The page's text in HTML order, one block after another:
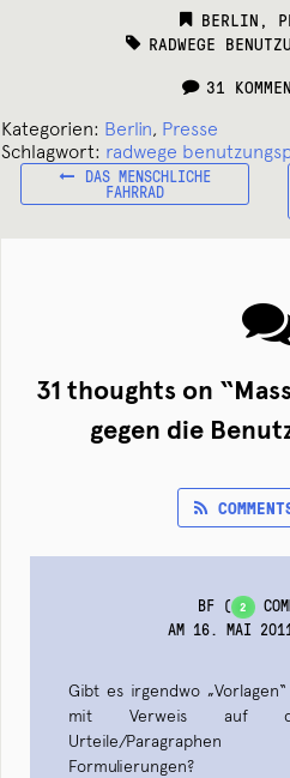
BERLIN ,
TAGS:
RADWEGE
31
Kategorien: Berlin, Presse
Schlagwort: radwege
Beitragsnavigation
VORHERIGER
BEITRAG:
DAS MENSCHLICHE
FAHRRAD
31 thoughts on “
gegen die
BF ( 2
AM 16. MAI
Gibt es irgendwo
mit Verweis auf die
Urteile/
Formulierungen?